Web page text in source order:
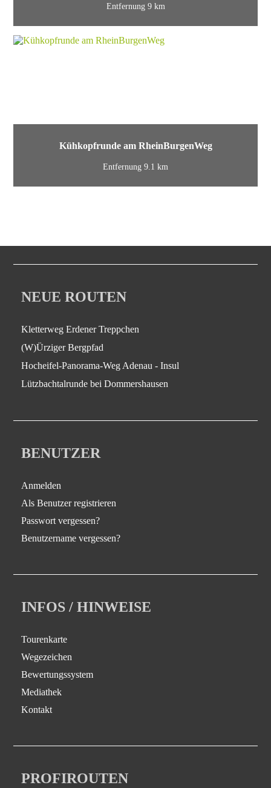
Entfernung 9 km
Kühkopfrunde am RheinBurgenWeg
Entfernung 9.1 km
NEUE ROUTEN
Kletterweg Erdener Treppchen
(W)Ürziger Bergpfad
Hocheifel-Panorama-Weg Adenau - Insul
Lützbachtalrunde bei Dommershausen
BENUTZER
Anmelden
Als Benutzer registrieren
Passwort vergessen?
Benutzername vergessen?
INFOS / HINWEISE
Tourenkarte
Wegezeichen
Bewertungssystem
Mediathek
Kontakt
PROFIROUTEN